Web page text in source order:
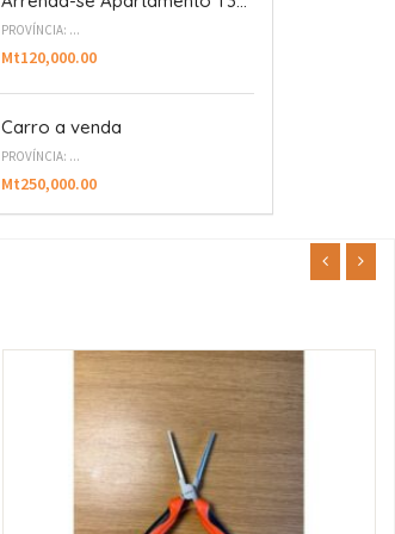
PROVÍNCIA: ...
Mt120,000.00
Carro a venda
PROVÍNCIA: ...
Mt250,000.00